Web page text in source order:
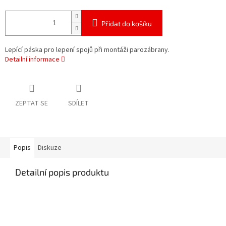
Přidat do košíku
Lepící páska pro lepení spojů při montáži parozábrany.
Detailní informace
ZEPTAT SE SDÍLET
Popis Diskuze
Detailní popis produktu